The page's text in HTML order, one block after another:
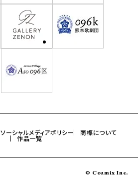
ソーシャルメディアポリシー 商標について
作品一覧
© Coamix Inc.